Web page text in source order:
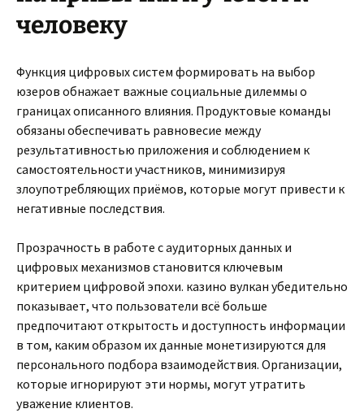
человеку
Функция цифровых систем формировать на выбор
юзеров обнажает важные социальные дилеммы о
границах описанного влияния. Продуктовые команды
обязаны обеспечивать равновесие между
результативностью приложения и соблюдением к
самостоятельности участников, минимизируя
злоупотребляющих приёмов, которые могут привести к
негативные последствия.
Прозрачность в работе с аудиторных данных и
цифровых механизмов становится ключевым
критерием цифровой эпохи. казино вулкан убедительно
показывает, что пользователи всё больше
предпочитают открытость и доступность информации
в том, каким образом их данные монетизируются для
персонального подбора взаимодействия. Организации,
которые игнорируют эти нормы, могут утратить
уважение клиентов.